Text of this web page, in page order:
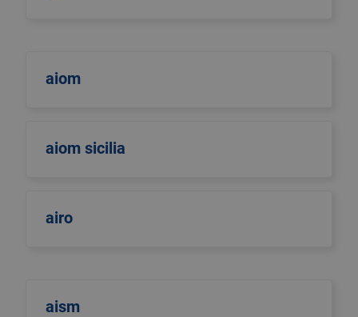
aiom
aiom sicilia
airo
aism